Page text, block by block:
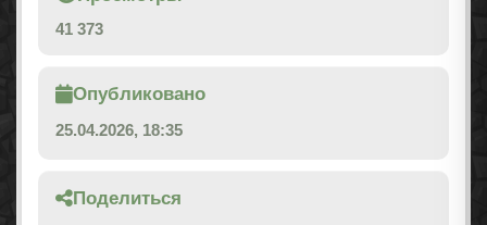
41 373
Опубликовано
25.04.2026, 18:35
Поделиться